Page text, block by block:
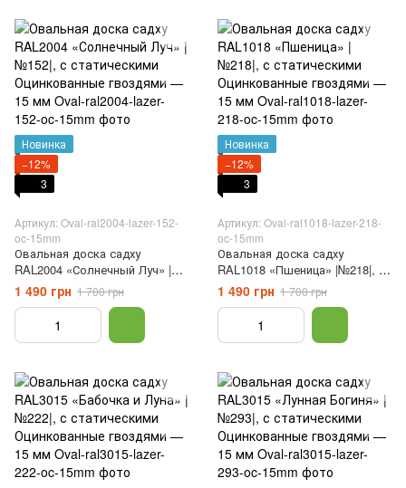
Новинка
−12%
3
Артикул: Oval-ral2004-lazer-152-
oc-15mm
Овальная доска садху
RAL2004 «Солнечный Луч» |
№152|, с статическими
Оцинкованные гвоздями — 15
1 490 грн 1 700 грн
Новинка
−12%
3
Артикул: Oval-ral1018-lazer-218-
oc-15mm
Овальная доска садху
RAL1018 «Пшеница» |№218|, с
статическими Оцинкованные
гвоздями — 15 мм
1 490 грн 1 700 грн